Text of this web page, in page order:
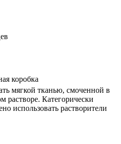
коробка
мягкой тканью, смоченной в
растворе. Категорически
использовать растворители